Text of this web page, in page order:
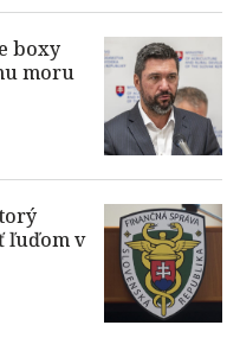
boxy
moru
ľuďom v